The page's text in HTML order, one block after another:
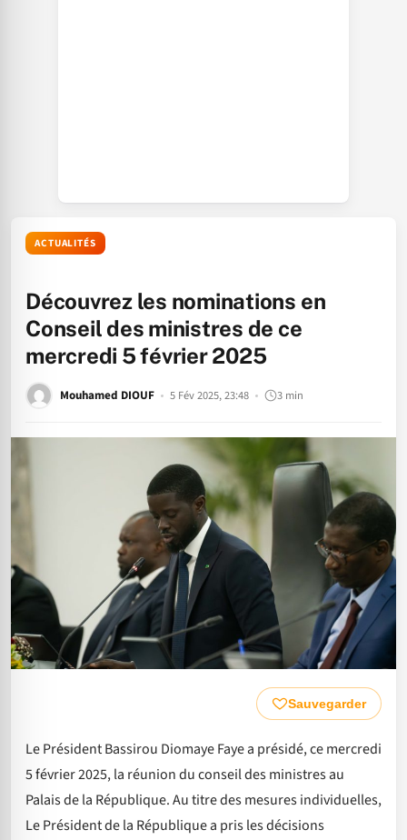
ACTUALITÉS
Découvrez les nominations en
Conseil des ministres de ce
mercredi 5 février 2025
Mouhamed DIOUF 5 Fév 2025, 23:48 3 min
Sauvegarder
Le Président Bassirou Diomaye Faye a présidé, ce mercredi
5 février 2025, la réunion du conseil des ministres au
Palais de la République. Au titre des mesures individuelles,
Le Président de la République a pris les décisions